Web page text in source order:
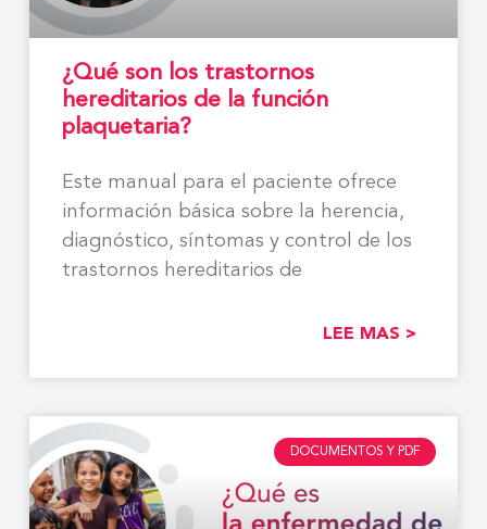
¿Qué son los trastornos
hereditarios de la función
plaquetaria?
Este manual para el paciente ofrece
información básica sobre la herencia,
diagnóstico, síntomas y control de los
trastornos hereditarios de
LEE MAS >
DOCUMENTOS Y PDF